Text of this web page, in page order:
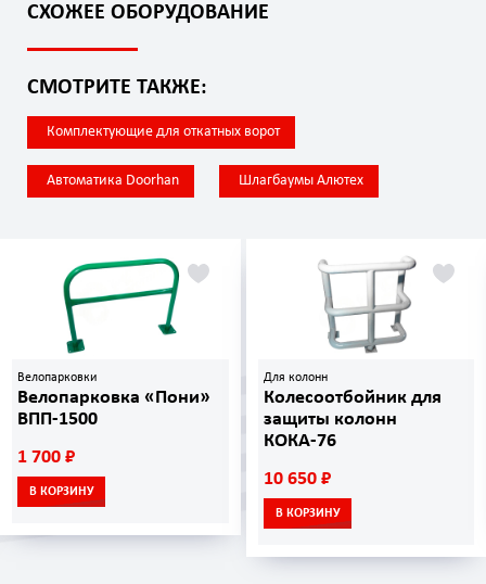
СХОЖЕЕ ОБОРУДОВАНИЕ
СМОТРИТЕ ТАКЖЕ:
Комплектующие для откатных ворот
Автоматика Doorhan Шлагбаумы Алютех
Велопарковки
Велопарковка «Пони»
ВПП-1500
1 700 ₽
В КОРЗИНУ
Для колонн
Колесоотбойник для
защиты колонн
КОКА-76
10 650 ₽
В КОРЗИНУ